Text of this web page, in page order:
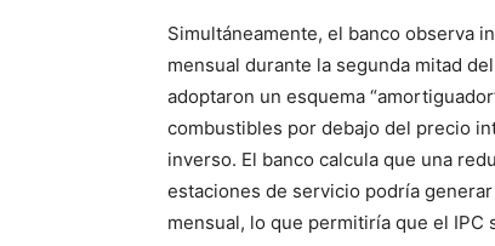
Simultáneamente, el banco observa
mensual durante la segunda mitad
adoptaron un esquema
combustibles por debajo del precio
inverso. El banco calcula que una
estaciones de servicio podría
mensual, lo que permitiría que el IPC